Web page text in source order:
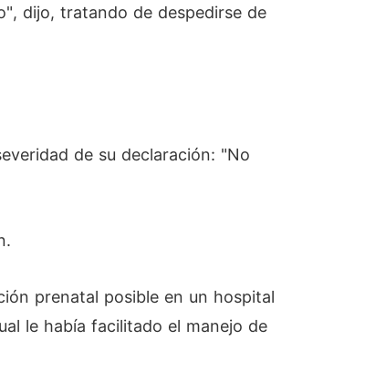
dijo, tratando de despedirse de
de su declaración: "No
prenatal posible en un hospital
le había facilitado el manejo de